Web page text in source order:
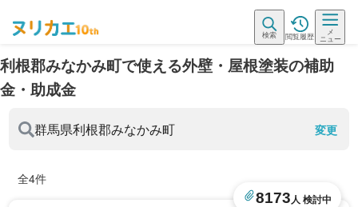
検索 閲覧履歴
メ
ニュー
利根郡みなかみ町で使える外壁・屋根塗装の補助
金・助成金
群馬県利根郡みなかみ町 変更
全4件
8173人 検討中